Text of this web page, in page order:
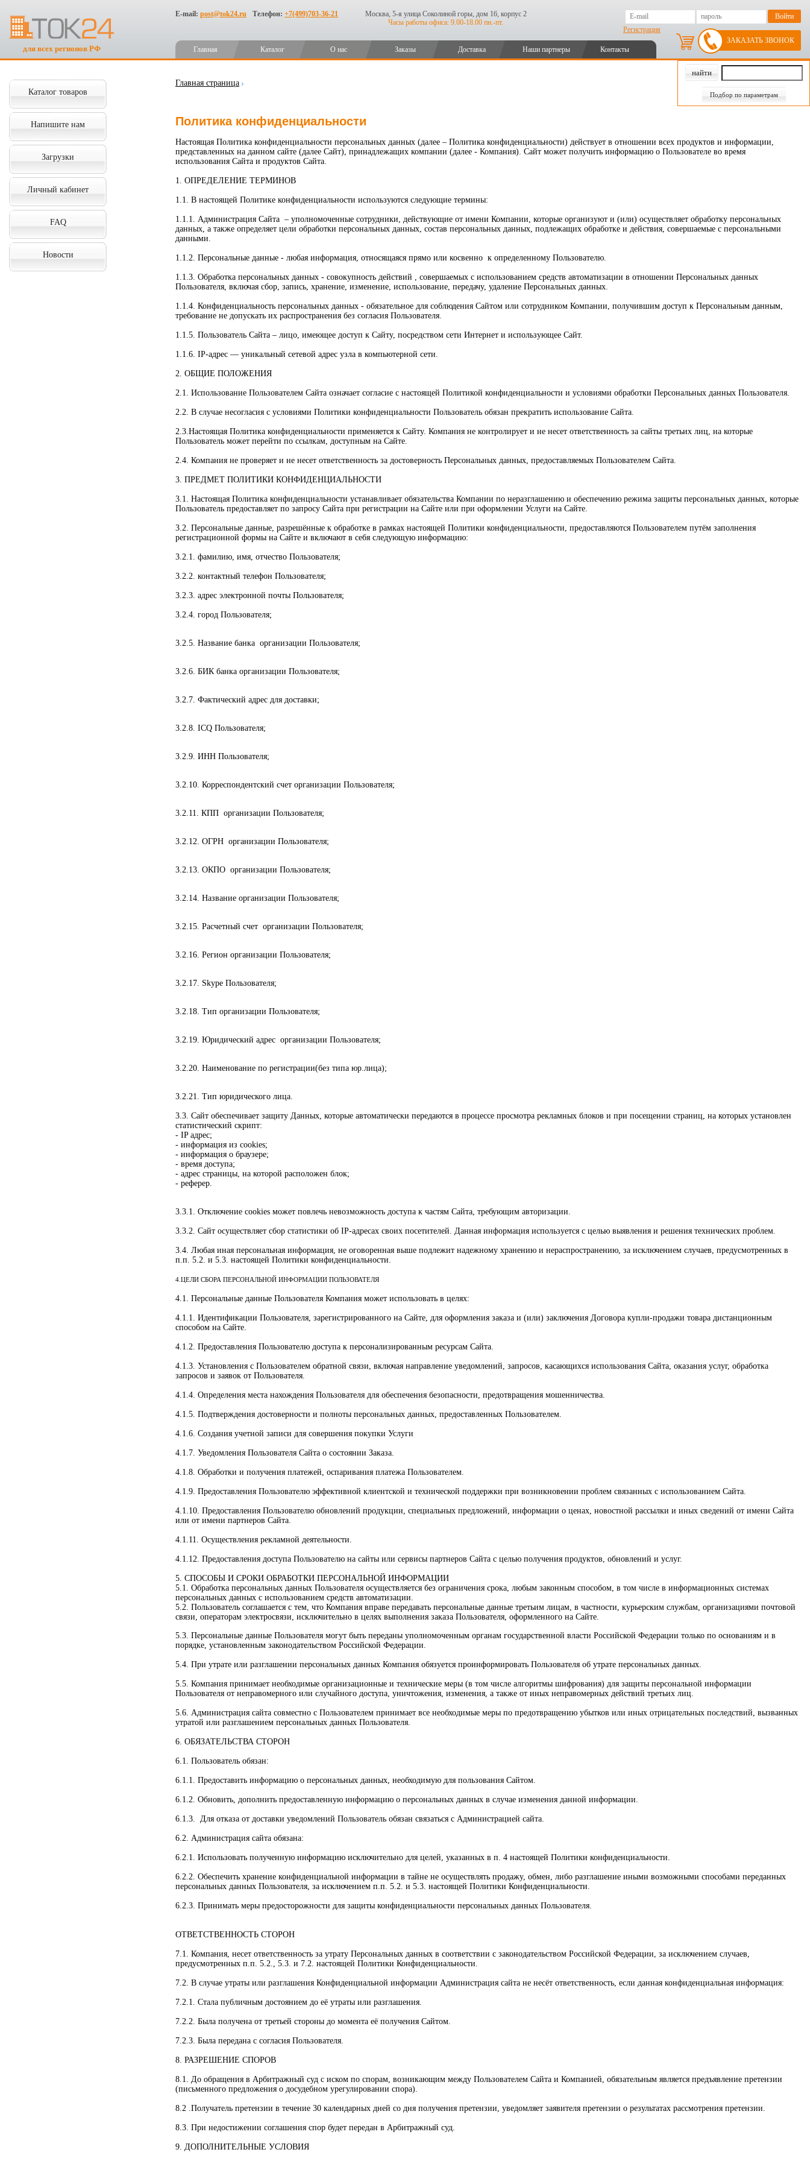
для всех регионов РФ
E-mail: post@tok24.ru Телефон: +7(499)703-36-21
Москва, 5-я улица Соколиной горы, дом 16, корпус 2
Часы работы офиса: 9.00-18.00 пн.-пт.
Регистрация
Главная Каталог О нас Заказы Доставка Наши партнеры Контакты
ЗАКАЗАТЬ ЗВОНОК
Подбор по параметрам
Каталог товаров
Напишите нам
Загрузки
Личный кабинет
FAQ
Новости
Главная страница
Политика конфиденциальности
Настоящая Политика конфиденциальности персональных данных (далее – Политика конфиденциальности) действует в отношении всех продуктов и информации,
представленных на данном сайте (далее Сайт), принадлежащих компании (далее - Компания). Сайт может получить информацию о Пользователе во время
использования Сайта и продуктов Сайта.
1. ОПРЕДЕЛЕНИЕ ТЕРМИНОВ
1.1. В настоящей Политике конфиденциальности используются следующие термины:
1.1.1. Администрация Сайта – уполномоченные сотрудники, действующие от имени Компании, которые организуют и (или) осуществляет обработку персональных
данных, а также определяет цели обработки персональных данных, состав персональных данных, подлежащих обработке и действия, совершаемые с персональными
данными.
1.1.2. Персональные данные - любая информация, относящаяся прямо или косвенно к определенному Пользователю.
1.1.3. Обработка персональных данных - совокупность действий , совершаемых с использованием средств автоматизации в отношении Персональных данных
Пользователя, включая сбор, запись, хранение, изменение, использование, передачу, удаление Персональных данных.
1.1.4. Конфиденциальность персональных данных - обязательное для соблюдения Сайтом или сотрудником Компании, получившим доступ к Персональным данным,
требование не допускать их распространения без согласия Пользователя.
1.1.5. Пользователь Сайта – лицо, имеющее доступ к Сайту, посредством сети Интернет и использующее Сайт.
1.1.6. IP-адрес — уникальный сетевой адрес узла в компьютерной сети.
2. ОБЩИЕ ПОЛОЖЕНИЯ
2.1. Использование Пользователем Сайта означает согласие с настоящей Политикой конфиденциальности и условиями обработки Персональных данных Пользователя.
2.2. В случае несогласия с условиями Политики конфиденциальности Пользователь обязан прекратить использование Сайта.
2.3.Настоящая Политика конфиденциальности применяется к Сайту. Компания не контролирует и не несет ответственность за сайты третьих лиц, на которые
Пользователь может перейти по ссылкам, доступным на Сайте.
2.4. Компания не проверяет и не несет ответственность за достоверность Персональных данных, предоставляемых Пользователем Сайта.
3. ПРЕДМЕТ ПОЛИТИКИ КОНФИДЕНЦИАЛЬНОСТИ
3.1. Настоящая Политика конфиденциальности устанавливает обязательства Компании по неразглашению и обеспечению режима защиты персональных данных, которые
Пользователь предоставляет по запросу Сайта при регистрации на Сайте или при оформлении Услуги на Сайте.
3.2. Персональные данные, разрешённые к обработке в рамках настоящей Политики конфиденциальности, предоставляются Пользователем путём заполнения
регистрационной формы на Сайте и включают в себя следующую информацию:
3.2.1. фамилию, имя, отчество Пользователя;
3.2.2. контактный телефон Пользователя;
3.2.3. адрес электронной почты Пользователя;
3.2.4. город Пользователя;
3.2.5. Название банка организации Пользователя;
3.2.6. БИК банка организации Пользователя;
3.2.7. Фактический адрес для доставки;
3.2.8. ICQ Пользователя;
3.2.9. ИНН Пользователя;
3.2.10. Корреспондентский счет организации Пользователя;
3.2.11. КПП организации Пользователя;
3.2.12. ОГРН организации Пользователя;
3.2.13. ОКПО организации Пользователя;
3.2.14. Название организации Пользователя;
3.2.15. Расчетный счет организации Пользователя;
3.2.16. Регион организации Пользователя;
3.2.17. Skype Пользователя;
3.2.18. Тип организации Пользователя;
3.2.19. Юридический адрес организации Пользователя;
3.2.20. Наименование по регистрации(без типа юр.лица);
3.2.21. Тип юридического лица.
3.3. Сайт обеспечивает защиту Данных, которые автоматически передаются в процессе просмотра рекламных блоков и при посещении страниц, на которых установлен
статистический скрипт:
- IP адрес;
- информация из cookies;
- информация о браузере;
- время доступа;
- адрес страницы, на которой расположен блок;
- реферер.
3.3.1. Отключение cookies может повлечь невозможность доступа к частям Сайта, требующим авторизации.
3.3.2. Сайт осуществляет сбор статистики об IP-адресах своих посетителей. Данная информация используется с целью выявления и решения технических проблем.
3.4. Любая иная персональная информация, не оговоренная выше подлежит надежному хранению и нераспространению, за исключением случаев, предусмотренных в
п.п. 5.2. и 5.3. настоящей Политики конфиденциальности.
4.ЦЕЛИ СБОРА ПЕРСОНАЛЬНОЙ ИНФОРМАЦИИ ПОЛЬЗОВАТЕЛЯ
4.1. Персональные данные Пользователя Компания может использовать в целях:
4.1.1. Идентификации Пользователя, зарегистрированного на Сайте, для оформления заказа и (или) заключения Договора купли-продажи товара дистанционным
способом на Сайте.
4.1.2. Предоставления Пользователю доступа к персонализированным ресурсам Сайта.
4.1.3. Установления с Пользователем обратной связи, включая направление уведомлений, запросов, касающихся использования Сайта, оказания услуг, обработка
запросов и заявок от Пользователя.
4.1.4. Определения места нахождения Пользователя для обеспечения безопасности, предотвращения мошенничества.
4.1.5. Подтверждения достоверности и полноты персональных данных, предоставленных Пользователем.
4.1.6. Создания учетной записи для совершения покупки Услуги
4.1.7. Уведомления Пользователя Сайта о состоянии Заказа.
4.1.8. Обработки и получения платежей, оспаривания платежа Пользователем.
4.1.9. Предоставления Пользователю эффективной клиентской и технической поддержки при возникновении проблем связанных с использованием Сайта.
4.1.10. Предоставления Пользователю обновлений продукции, специальных предложений, информации о ценах, новостной рассылки и иных сведений от имени Сайта
или от имени партнеров Сайта.
4.1.11. Осуществления рекламной деятельности.
4.1.12. Предоставления доступа Пользователю на сайты или сервисы партнеров Сайта с целью получения продуктов, обновлений и услуг.
5. СПОСОБЫ И СРОКИ ОБРАБОТКИ ПЕРСОНАЛЬНОЙ ИНФОРМАЦИИ
5.1. Обработка персональных данных Пользователя осуществляется без ограничения срока, любым законным способом, в том числе в информационных системах
персональных данных с использованием средств автоматизации.
5.2. Пользователь соглашается с тем, что Компания вправе передавать персональные данные третьим лицам, в частности, курьерским службам, организациями почтовой
связи, операторам электросвязи, исключительно в целях выполнения заказа Пользователя, оформленного на Сайте.
5.3. Персональные данные Пользователя могут быть переданы уполномоченным органам государственной власти Российской Федерации только по основаниям и в
порядке, установленным законодательством Российской Федерации.
5.4. При утрате или разглашении персональных данных Компания обязуется проинформировать Пользователя об утрате персональных данных.
5.5. Компания принимает необходимые организационные и технические меры (в том числе алгоритмы шифрования) для защиты персональной информации
Пользователя от неправомерного или случайного доступа, уничтожения, изменения, а также от иных неправомерных действий третьих лиц.
5.6. Администрация сайта совместно с Пользователем принимает все необходимые меры по предотвращению убытков или иных отрицательных последствий, вызванных
утратой или разглашением персональных данных Пользователя.
6. ОБЯЗАТЕЛЬСТВА СТОРОН
6.1. Пользователь обязан:
6.1.1. Предоставить информацию о персональных данных, необходимую для пользования Сайтом.
6.1.2. Обновить, дополнить предоставленную информацию о персональных данных в случае изменения данной информации.
6.1.3. Для отказа от доставки уведомлений Пользователь обязан связаться с Администрацией сайта.
6.2. Администрация сайта обязана:
6.2.1. Использовать полученную информацию исключительно для целей, указанных в п. 4 настоящей Политики конфиденциальности.
6.2.2. Обеспечить хранение конфиденциальной информации в тайне не осуществлять продажу, обмен, либо разглашение иными возможными способами переданных
персональных данных Пользователя, за исключением п.п. 5.2. и 5.3. настоящей Политики Конфиденциальности.
6.2.3. Принимать меры предосторожности для защиты конфиденциальности персональных данных Пользователя.
ОТВЕТСТВЕННОСТЬ СТОРОН
7.1. Компания, несет ответственность за утрату Персональных данных в соответствии с законодательством Российской Федерации, за исключением случаев,
предусмотренных п.п. 5.2., 5.3. и 7.2. настоящей Политики Конфиденциальности.
7.2. В случае утраты или разглашения Конфиденциальной информации Администрация сайта не несёт ответственность, если данная конфиденциальная информация:
7.2.1. Стала публичным достоянием до её утраты или разглашения.
7.2.2. Была получена от третьей стороны до момента её получения Сайтом.
7.2.3. Была передана с согласия Пользователя.
8. РАЗРЕШЕНИЕ СПОРОВ
8.1. До обращения в Арбитражный суд с иском по спорам, возникающим между Пользователем Сайта и Компанией, обязательным является предъявление претензии
(письменного предложения о досудебном урегулировании спора).
8.2 .Получатель претензии в течение 30 календарных дней со дня получения претензии, уведомляет заявителя претензии о результатах рассмотрения претензии.
8.3. При недостижении соглашения спор будет передан в Арбитражный суд.
9. ДОПОЛНИТЕЛЬНЫЕ УСЛОВИЯ